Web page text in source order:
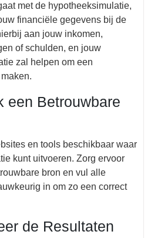
met de hypotheeksimulatie,
financiële gegevens bij de
aan jouw inkomen,
of schulden, en jouw
zal helpen om een
een Betrouwbare
en tools beschikbaar waar
kunt uitvoeren. Zorg ervoor
bron en vul alle
in om zo een correct
de Resultaten